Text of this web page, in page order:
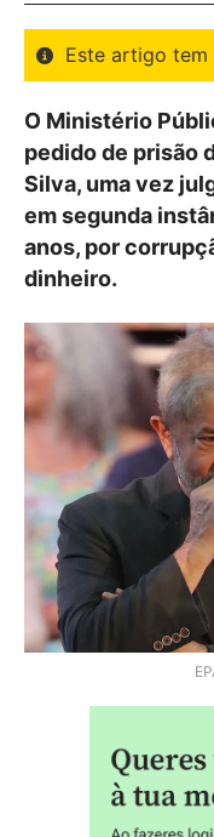
Este artigo tem
O Ministério
pedido de prisão
Silva, uma vez
em segunda
anos, por
dinheiro.